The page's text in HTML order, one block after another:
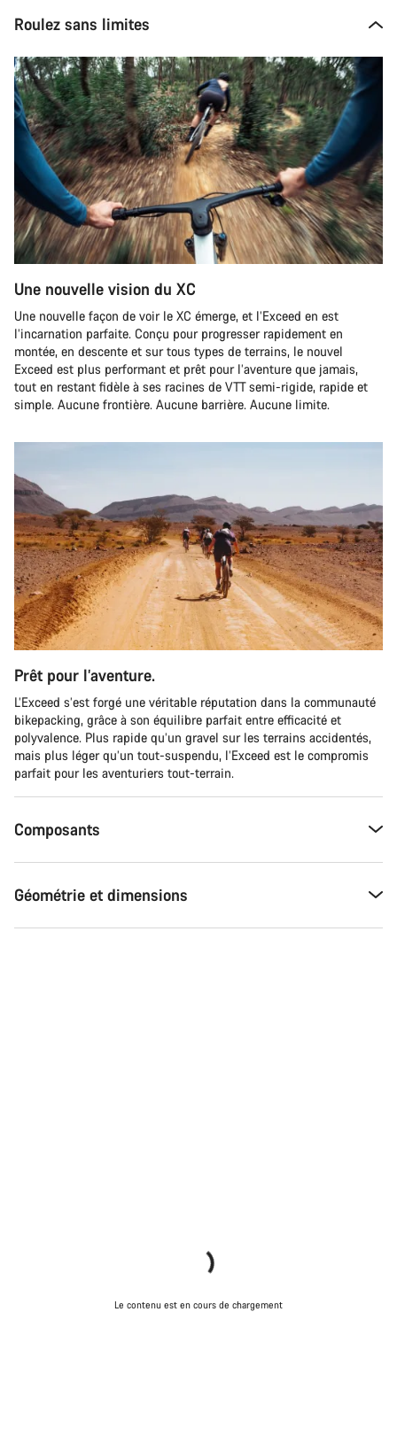
Roulez sans limites
Une nouvelle vision du XC
Une nouvelle façon de voir le XC émerge, et l’Exceed en est
l’incarnation parfaite. Conçu pour progresser rapidement en
montée, en descente et sur tous types de terrains, le nouvel
Exceed est plus performant et prêt pour l’aventure que jamais,
tout en restant fidèle à ses racines de VTT semi-rigide, rapide et
simple. Aucune frontière. Aucune barrière. Aucune limite.
Prêt pour l’aventure.
L’Exceed s’est forgé une véritable réputation dans la communauté
bikepacking, grâce à son équilibre parfait entre efficacité et
polyvalence. Plus rapide qu’un gravel sur les terrains accidentés,
mais plus léger qu’un tout-suspendu, l’Exceed est le compromis
parfait pour les aventuriers tout-terrain.
Composants
Géométrie et dimensions
Le contenu est en cours de chargement